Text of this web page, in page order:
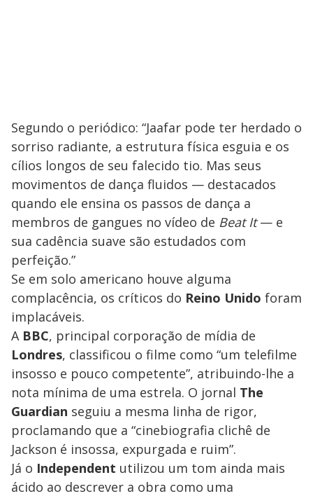
Segundo o periódico: “Jaafar pode ter herdado o
sorriso radiante, a estrutura física esguia e os
cílios longos de seu falecido tio. Mas seus
movimentos de dança fluidos — destacados
quando ele ensina os passos de dança a
membros de gangues no vídeo de Beat It— e
sua cadência suave são estudados com
perfeição.”
Se em solo americano houve alguma
complacência, os críticos do Reino Unido foram
implacáveis.
A BBC, principal corporação de mídia de
Londres, classificou o filme como “um telefilme
insosso e pouco competente”, atribuindo-lhe a
nota mínima de uma estrela. O jornal The
Guardian seguiu a mesma linha de rigor,
proclamando que a “cinebiografia clichê de
Jackson é insossa, expurgada e ruim”.
Já o Independent utilizou um tom ainda mais
ácido ao descrever a obra como uma